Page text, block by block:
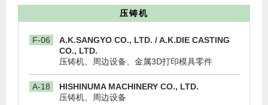
压铸机
F-06
A.K.SANGYO CO., LTD. / A.K.DIE CASTING
CO., LTD.
压铸机、周边设备、金属3D打印模具零件
A-18
HISHINUMA MACHINERY CO., LTD.
压铸机、周边设备